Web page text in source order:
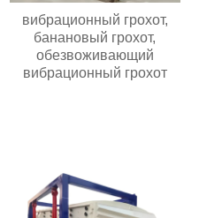
вибрационный грохот,
банановый грохот,
обезвоживающий
вибрационный грохот